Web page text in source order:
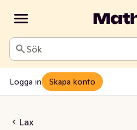
Sök
Logga in Skapa konto
Lax
Varmrökt